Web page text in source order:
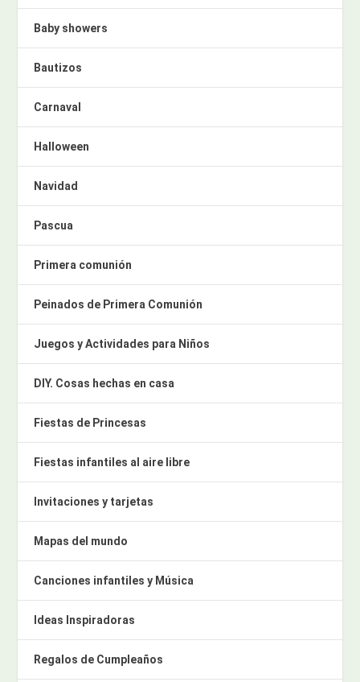
Baby showers
Bautizos
Carnaval
Halloween
Navidad
Pascua
Primera comunión
Peinados de Primera Comunión
Juegos y Actividades para Niños
DIY. Cosas hechas en casa
Fiestas de Princesas
Fiestas infantiles al aire libre
Invitaciones y tarjetas
Mapas del mundo
Canciones infantiles y Música
Ideas Inspiradoras
Regalos de Cumpleaños